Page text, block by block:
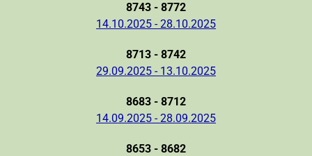
8743 - 8772
14.10.2025 - 28.10.2025
8713 - 8742
29.09.2025 - 13.10.2025
8683 - 8712
14.09.2025 - 28.09.2025
8653 - 8682